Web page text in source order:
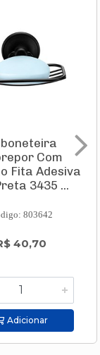
Com
Fita Adesiva
3435 ...
803642
40,70
Adicionar